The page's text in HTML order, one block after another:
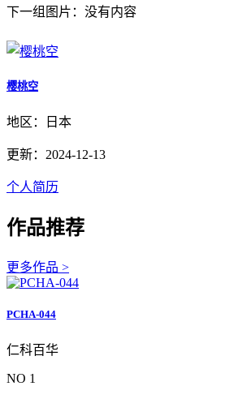
下一组图片： 没有内容
樱桃空
地区：日本
更新：2024-12-13
个人简历
作品推荐
更多作品 >
PCHA-044
仁科百华
NO 1